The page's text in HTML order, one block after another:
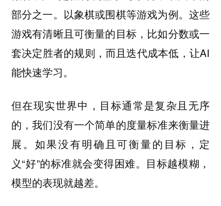
部分之一。以象棋或围棋等游戏为例。这些
游戏有清晰且可衡量的目标，比如分数或一
套决定胜者的规则，而且迭代成本低，让AI
能快速学习。
但在现实世界中，目标通常是复杂且无序
的，我们没有一个简单的度量标准来衡量进
展。如果没有明确且可衡量的目标，定
义“好”的标准就会变得困难。目标越模糊，
模型的表现就越差。